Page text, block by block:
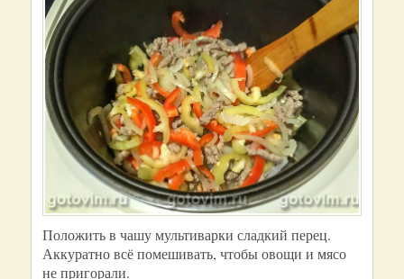
Положить в чашу мультиварки сладкий перец.
Аккуратно всё помешивать, чтобы овощи и мясо
не пригорали.